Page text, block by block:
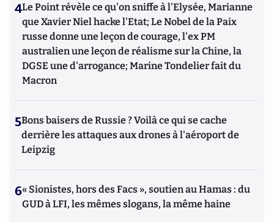
4Le Point révèle ce qu'on sniffe à l'Elysée, Marianne
que Xavier Niel hacke l'Etat; Le Nobel de la Paix
russe donne une leçon de courage, l'ex PM
australien une leçon de réalisme sur la Chine, la
DGSE une d'arrogance; Marine Tondelier fait du
Macron
5Bons baisers de Russie ? Voilà ce qui se cache
derrière les attaques aux drones à l'aéroport de
Leipzig
6« Sionistes, hors des Facs », soutien au Hamas : du
GUD à LFI, les mêmes slogans, la même haine